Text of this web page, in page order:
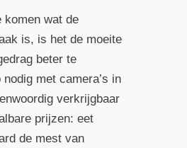
komen wat de
is, is het de moeite
beter te
met camera’s in
verkrijgbaar
prijzen: eet
de mest van